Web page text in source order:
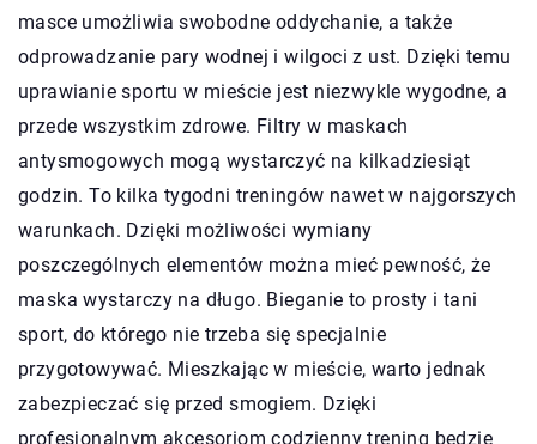
masce umożliwia swobodne oddychanie, a także
odprowadzanie pary wodnej i wilgoci z ust. Dzięki temu
uprawianie sportu w mieście jest niezwykle wygodne, a
przede wszystkim zdrowe. Filtry w maskach
antysmogowych mogą wystarczyć na kilkadziesiąt
godzin. To kilka tygodni treningów nawet w najgorszych
warunkach. Dzięki możliwości wymiany
poszczególnych elementów można mieć pewność, że
maska wystarczy na długo. Bieganie to prosty i tani
sport, do którego nie trzeba się specjalnie
przygotowywać. Mieszkając w mieście, warto jednak
zabezpieczać się przed smogiem. Dzięki
profesjonalnym akcesoriom codzienny trening będzie